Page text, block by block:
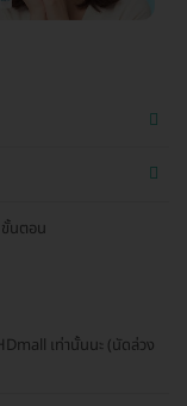
นตอน
เท่านั้นนะ (นัดล่วง